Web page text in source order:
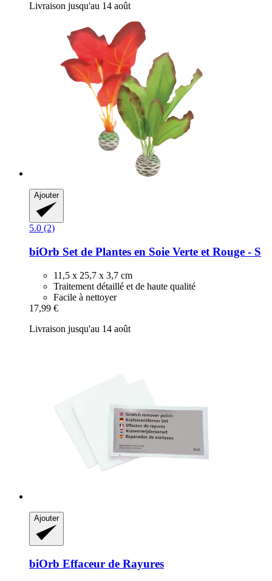
Livraison jusqu'au 14 août
Ajouter
5.0 (2)
biOrb Set de Plantes en Soie Verte et Rouge -​ S
11,5 x 25,7 x 3,7 cm
Traitement détaillé et de haute qualité
Facile à nettoyer
17,99 €
Livraison jusqu'au 14 août
Ajouter
biOrb Effaceur de Rayures